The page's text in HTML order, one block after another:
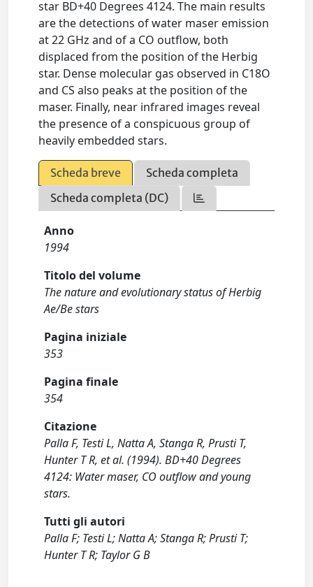
star BD+40 Degrees 4124. The main results
are the detections of water maser emission
at 22 GHz and of a CO outflow, both
displaced from the position of the Herbig
star. Dense molecular gas observed in C18O
and CS also peaks at the position of the
maser. Finally, near infrared images reveal
the presence of a conspicuous group of
heavily embedded stars.
Scheda breve
Scheda completa
Scheda completa (DC)
Anno
1994
Titolo del volume
The nature and evolutionary status of Herbig
Ae/Be stars
Pagina iniziale
353
Pagina finale
354
Citazione
Palla F, Testi L, Natta A, Stanga R, Prusti T,
Hunter T R, et al. (1994). BD+40 Degrees
4124: Water maser, CO outflow and young
stars.
Tutti gli autori
Palla F; Testi L; Natta A; Stanga R; Prusti T;
Hunter T R; Taylor G B